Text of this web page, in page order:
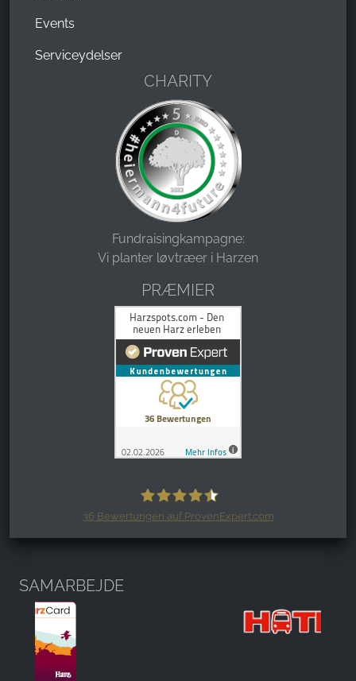
Events
Serviceydelser
CHARITY
Fundraisingkampagne:
Vi planter løvtræer i Harzen
PRÆMIER
Harzspots.com - Den neuen Harz
36 Bewertungen auf ProvenExpert.com
SAMARBEJDE